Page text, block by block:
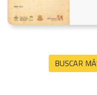
BUSCAR